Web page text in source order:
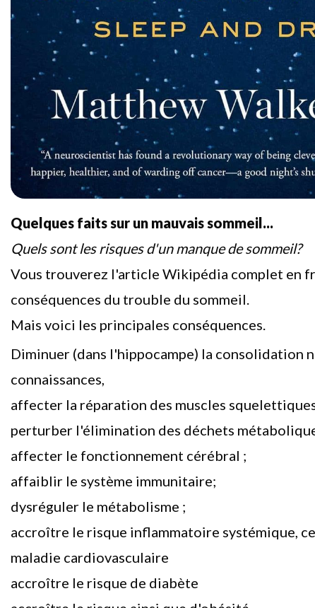
Quelques faits sur un mauvais sommeil...
Quels sont les risques d'un manque de sommeil?
Vous trouverez l'article Wikipédia complet en
conséquences du trouble du sommeil.
Mais voici les principales conséquences.
Diminuer (dans l'hippocampe) la consolidation
connaissances,
affecter la réparation des muscles
perturber l'élimination des déchets
affecter le fonctionnement cérébral ;
affaiblir le système immunitaire;
dysréguler le métabolisme ;
accroître le risque inflammatoire systémique,
maladie cardiovasculaire
accroître le risque de diabète